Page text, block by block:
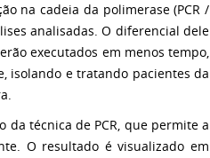
na cadeia da polimerase (PCR /
analisadas.O diferencial dele
executados em menos tempo,
isolando e tratando pacientes da
da técnica de PCR, que permite a
O resultado é visualizado em